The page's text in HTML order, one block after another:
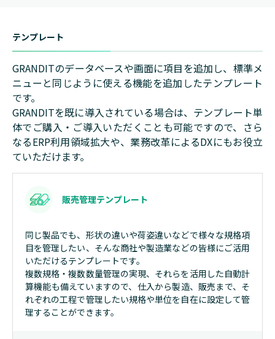
テンプレート
GRANDITのデータベースや画面に項目を追加し、標準メ
ニューと同じように使える機能を追加したテンプレート
です。
GRANDITを既に導入されている場合は、テンプレート単
体でご購入・ご導入いただくことも可能ですので、さら
なるERP利用領域拡大や、業務改革によるDXにもお役立
ていただけます。
販売管理テンプレート
同じ製品でも、形状の違いや荷姿違いなどで様々な規格項
目を管理したい、そんな商社や製造業などの皆様にご活用
いただけるテンプレートです。
複数規格・複数数量管理の実現、それらを活用した自動計
算機能も備えていますので、仕入から製造、販売まで、そ
れぞれの工程で管理したい規格や単位を自在に設定して管
理することができます。